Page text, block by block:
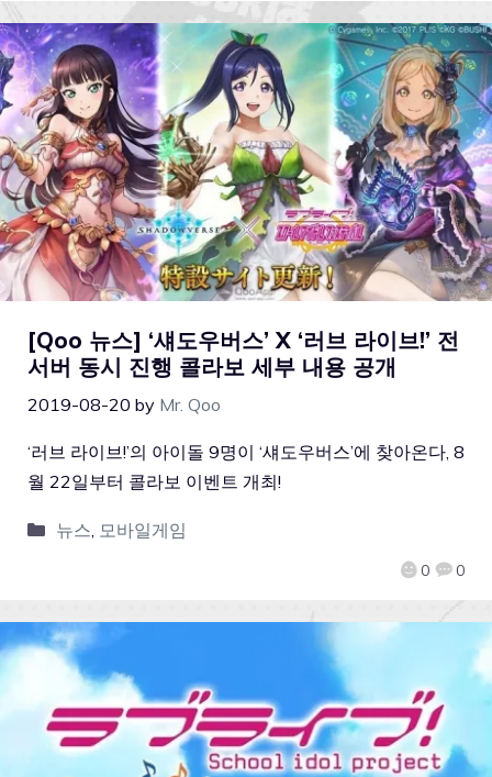
[Qoo 뉴스] ‘섀도우버스’ X ‘러브 라이브!’ 전
서버 동시 진행 콜라보 세부 내용 공개
2019-08-20 by Mr. Qoo
0 0
‘러브 라이브!’의 아이돌 9명이 ‘섀도우버스’에 찾아온다, 8
월 22일부터 콜라보 이벤트 개최!
뉴스 모바일게임